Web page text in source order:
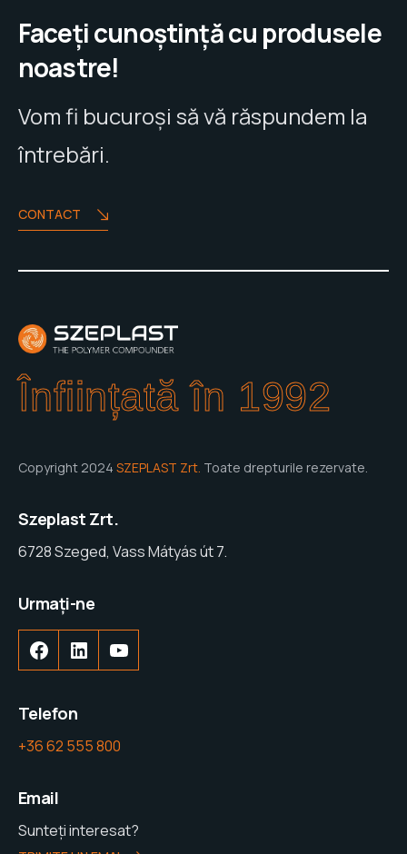
Faceți cunoștință cu produsele
noastre!
Vom fi bucuroși să vă răspundem la
întrebări.
CONTACT
Înființată în 1992
Copyright 2024 SZEPLAST Zrt. Toate drepturile rezervate.
Szeplast Zrt.
6728 Szeged, Vass Mátyás út 7.
Urmați-ne
Telefon
+36 62 555 800
Email
Sunteți interesat?